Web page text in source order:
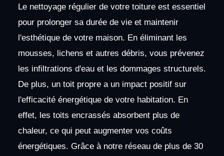
Le nettoyage régulier de votre toiture est essentiel
pour prolonger sa durée de vie et maintenir
l'esthétique de votre maison. En éliminant les
mousses, lichens et autres débris, vous prévenez
les infiltrations d'eau et les dommages structurels.
De plus, un toit propre a un impact positif sur
l'efficacité énergétique de votre habitation. En
effet, les toits encrassés absorbent plus de
chaleur, ce qui peut augmenter vos coûts
énergétiques. Grâce à notre réseau de plus de 30